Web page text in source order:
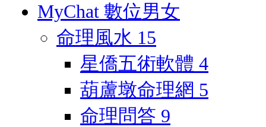
MyChat 數位男女
命理風水 15
星僑五術軟體 4
葫蘆墩命理網 5
命理問答 9